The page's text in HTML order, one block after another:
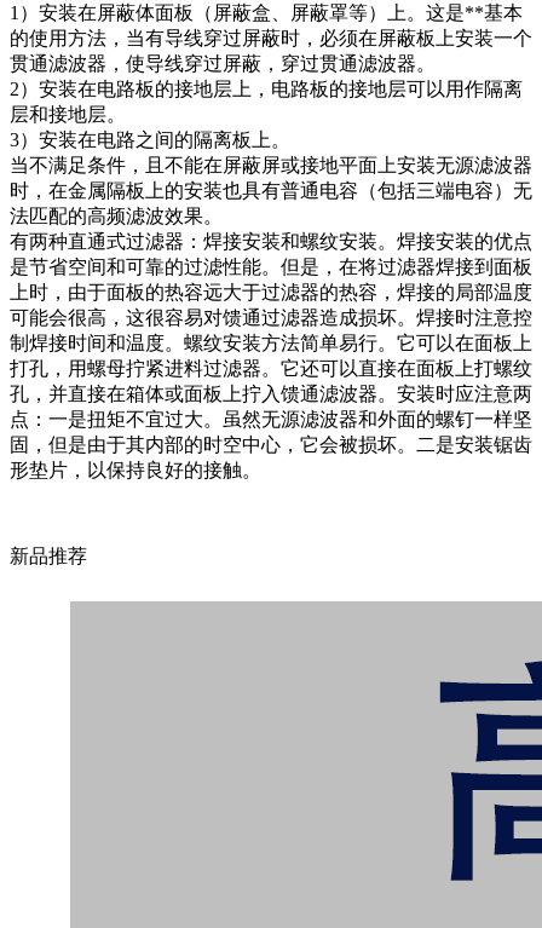
1）安装在屏蔽体面板（屏蔽盒、屏蔽罩等）上。这是**基本
的使用方法，当有导线穿过屏蔽时，必须在屏蔽板上安装一个
贯通滤波器，使导线穿过屏蔽，穿过贯通滤波器。
2）安装在电路板的接地层上，电路板的接地层可以用作隔离
层和接地层。
3）安装在电路之间的隔离板上。
当不满足条件，且不能在屏蔽屏或接地平面上安装无源滤波器
时，在金属隔板上的安装也具有普通电容（包括三端电容）无
法匹配的高频滤波效果。
有两种直通式过滤器：焊接安装和螺纹安装。焊接安装的优点
是节省空间和可靠的过滤性能。但是，在将过滤器焊接到面板
上时，由于面板的热容远大于过滤器的热容，焊接的局部温度
可能会很高，这很容易对馈通过滤器造成损坏。焊接时注意控
制焊接时间和温度。螺纹安装方法简单易行。它可以在面板上
打孔，用螺母拧紧进料过滤器。它还可以直接在面板上打螺纹
孔，并直接在箱体或面板上拧入馈通滤波器。安装时应注意两
点：一是扭矩不宜过大。虽然无源滤波器和外面的螺钉一样坚
固，但是由于其内部的时空中心，它会被损坏。二是安装锯齿
形垫片，以保持良好的接触。
新品推荐